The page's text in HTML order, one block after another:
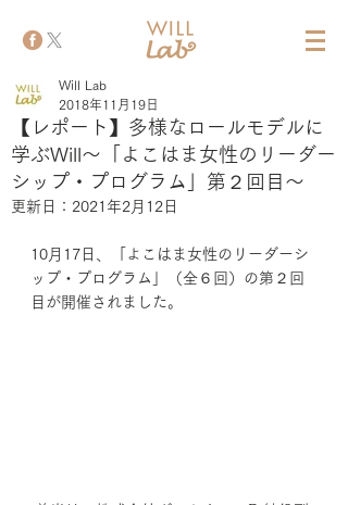
【レポート】多様なロールモデルに
学ぶWill～「よこはま女性のリーダー
シップ・プログラム」第２回目～
Will Lab
2018年11月19日
更新日： 2021年2月12日
10月17日、「よこはま女性のリーダーシ
ップ・プログラム」（全６回）の第２回
目が開催されました。